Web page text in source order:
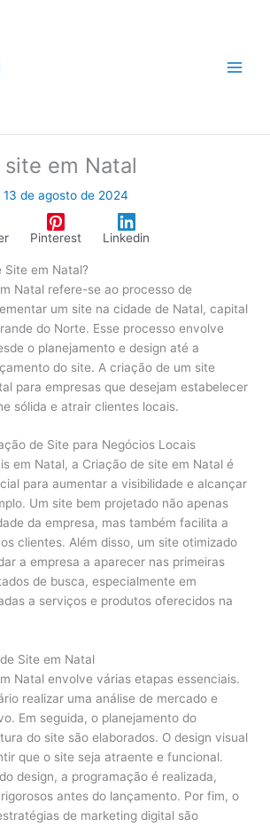
em Natal
13 de agosto de 2024
Pinterest Linkedin
Site em Natal?
Natal refere-se ao processo de
um site na cidade de Natal, capital
do Norte. Esse processo envolve
o planejamento e design até a
do site. A criação de um site
para empresas que desejam estabelecer
sólida e atrair clientes locais.
de Site para Negócios Locais
em Natal, a Criação de site em Natal é
para aumentar a visibilidade e alcançar
Um site bem projetado não apenas
da empresa, mas também facilita a
clientes. Além disso, um site otimizado
a empresa a aparecer nas primeiras
de busca, especialmente em
a serviços e produtos oferecidos na
Site em Natal
Natal envolve várias etapas essenciais.
realizar uma análise de mercado e
Em seguida, o planejamento do
do site são elaborados. O design visual
que o site seja atraente e funcional.
design, a programação é realizada,
antes do lançamento. Por fim, o
de marketing digital são